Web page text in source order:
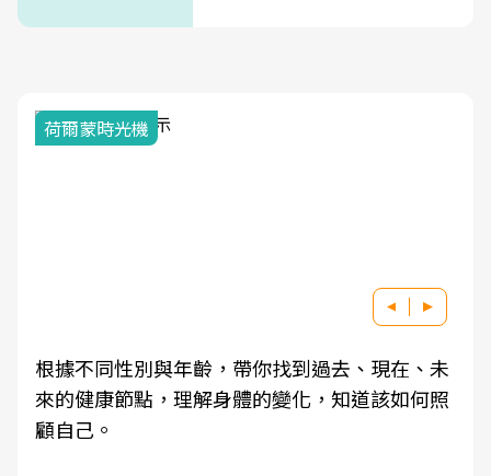
荷爾蒙時光機
根據不同性別與年齡，帶你找到過去、現在、未
來的健康節點，理解身體的變化，知道該如何照
顧自己。